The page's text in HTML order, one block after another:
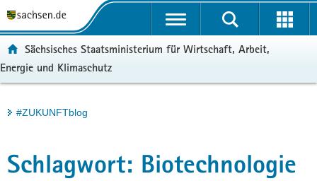
t
a
l
r
g
u
p
t
a
l
e
r
v
Portalübergreifende
Sächsisches Staatsministerium für Wirtschaft, Arbeit,
Energie und Klimaschutz
Hauptinhalt
#ZUKUNFTblog
Schlagwort: Biotechnologie